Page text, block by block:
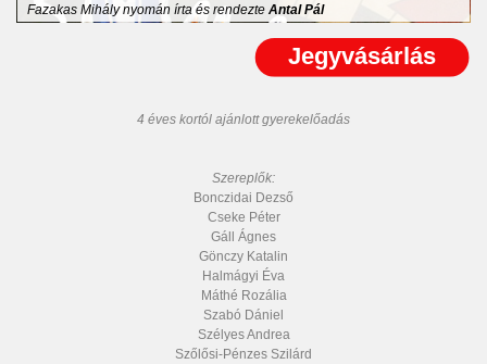
Fazakas Mihály nyomán írta és rendezte Antal Pál
4 éves kortól ajánlott gyerekelőadás
Szereplők:
Bonczidai Dezső
Cseke Péter
Gáll Ágnes
Gönczy Katalin
Halmágyi Éva
Máthé Rozália
Szabó Dániel
Szélyes Andrea
Szőlősi-Pénzes Szilárd